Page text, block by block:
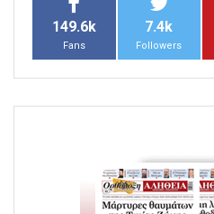
149.6k
Fans
7.4k
Followers